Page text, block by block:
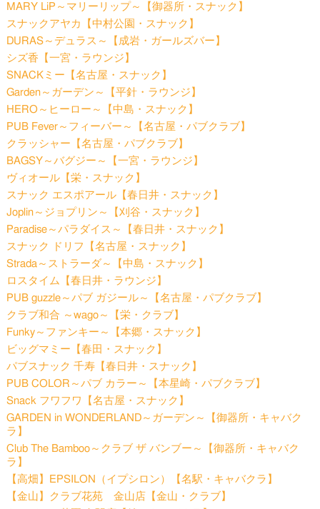
MARY LiP～マリーリップ～【御器所・スナック】
スナックアヤカ【中村公園・スナック】
DURAS～デュラス～【成岩・ガールズバー】
シズ香【一宮・ラウンジ】
SNACKミー【名古屋・スナック】
Garden～ガーデン～【平針・ラウンジ】
HERO～ヒーロー～【中島・スナック】
PUB Fever～フィーバー～【名古屋・パブクラブ】
クラッシャー【名古屋・パブクラブ】
BAGSY～バグジー～【一宮・ラウンジ】
ヴィオール【栄・スナック】
スナック エスポアール【春日井・スナック】
Joplin～ジョプリン～【刈谷・スナック】
Paradise～パラダイス～【春日井・スナック】
スナック ドリフ【名古屋・スナック】
Strada～ストラーダ～【中島・スナック】
ロスタイム【春日井・ラウンジ】
PUB guzzle～パブ ガジール～【名古屋・パブクラブ】
クラブ和合 ～wago～【栄・クラブ】
Funky～ファンキー～【本郷・スナック】
ビッグマミー【春田・スナック】
パブスナック 千寿【春日井・スナック】
PUB COLOR～パブ カラー～【本星崎・パブクラブ】
Snack フワフワ【名古屋・スナック】
GARDEN in WONDERLAND～ガーデン～【御器所・キャバク
ラ】
Club The Bamboo～クラブ ザ バンブー～【御器所・キャバク
ラ】
【高畑】EPSILON（イプシロン）【名駅・キャバクラ】
【金山】クラブ花苑 金山店【金山・クラブ】